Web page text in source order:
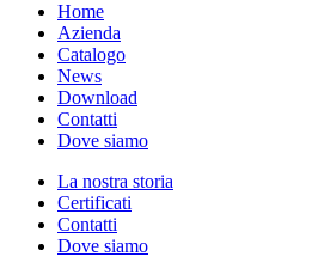
Home
Azienda
Catalogo
News
Download
Contatti
Dove siamo
La nostra storia
Certificati
Contatti
Dove siamo